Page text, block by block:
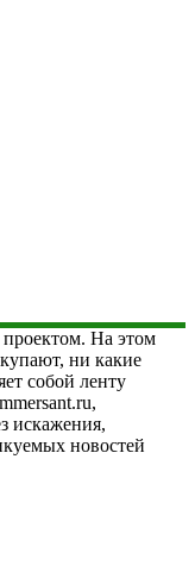
На этом
ни какие
собой ленту
искажения,
новостей